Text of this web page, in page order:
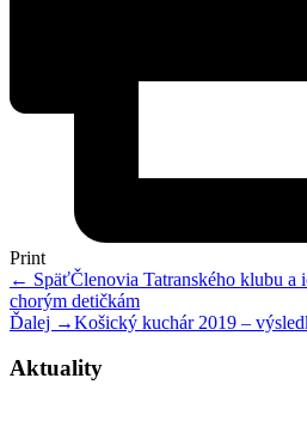
Print
← SpäťČlenovia Tatranského klubu a
chorým detičkám
Ďalej →Košický kuchár 2019 –
Aktuality